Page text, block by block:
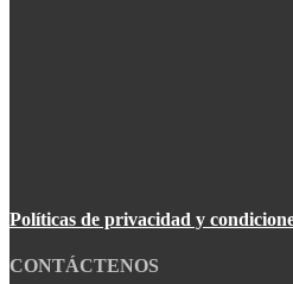
Políticas de privacidad y
CONTÁCTENOS